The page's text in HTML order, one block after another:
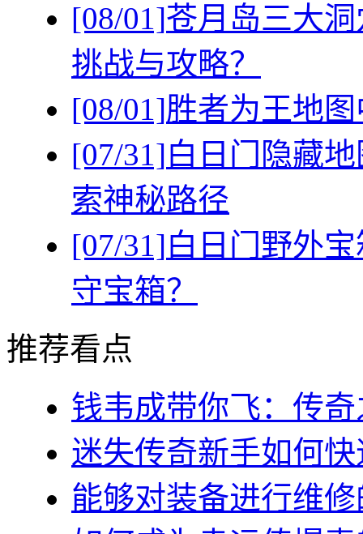
[08/01]苍月岛三大
挑战与攻略？
[08/01]胜者为王地
[07/31]白日门隐藏
索神秘路径
[07/31]白日门野外
守宝箱？
推荐看点
钱韦成带你飞：传
迷失传奇新手如何
能够对装备进行维